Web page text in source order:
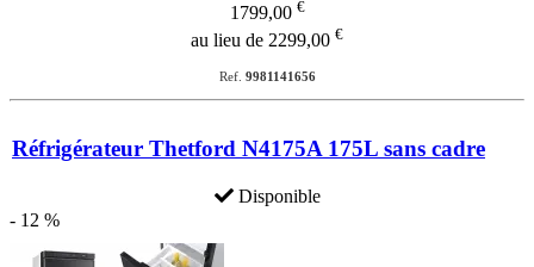
1799,00 €
au lieu de 2299,00 €
Ref. 9981141656
Réfrigérateur Thetford N4175A 175L sans cadre
Disponible
- 12 %